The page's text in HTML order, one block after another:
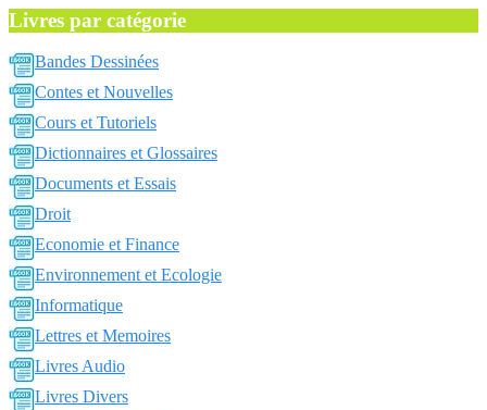
Livres par catégorie
Bandes Dessinées
Contes et Nouvelles
Cours et Tutoriels
Dictionnaires et Glossaires
Documents et Essais
Droit
Economie et Finance
Environnement et Ecologie
Informatique
Lettres et Memoires
Livres Audio
Livres Divers